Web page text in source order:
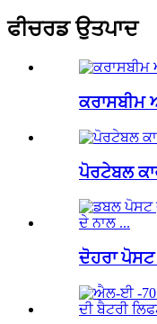
ਫੀਚਰਡ ਉਤਪਾਦ
ਕਰਾਸਬੀਮ
ਪੋਰਟੇਬਲ
ਦੋਹਰਾ ਪੋਸਟ